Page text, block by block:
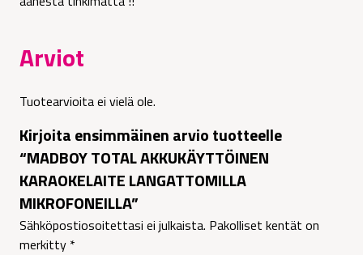
Arviot
Tuotearvioita ei vielä ole.
Kirjoita ensimmäinen arvio tuotteelle
“MADBOY TOTAL AKKUKÄYTTÖINEN
KARAOKELAITE LANGATTOMILLA
MIKROFONEILLA”
Sähköpostiosoitettasi ei julkaista. Pakolliset kentät on
merkitty *